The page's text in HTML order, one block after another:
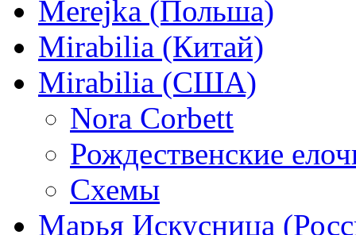
Merejka (Польша)
Mirabilia (Китай)
Mirabilia (США)
Nora Corbett
Рождественские
Схемы
Марья Искусница